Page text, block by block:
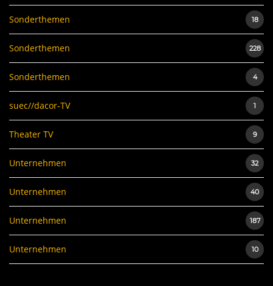
Sonderthemen 18
Sonderthemen 228
Sonderthemen 4
suec//dacor-TV 1
Theater TV 9
Unternehmen 32
Unternehmen 40
Unternehmen 187
Unternehmen 10